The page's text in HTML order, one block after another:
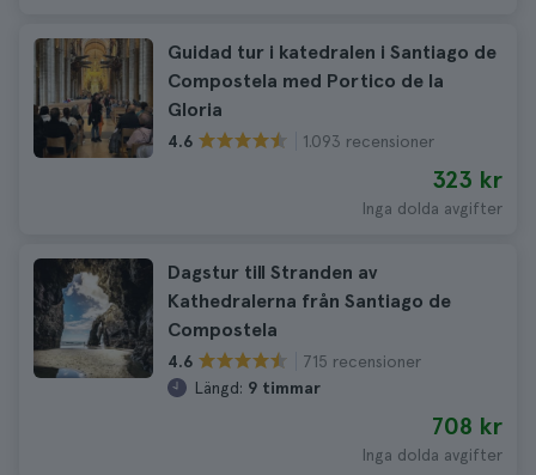
Guidad tur i katedralen i Santiago de
Compostela med Portico de la
Gloria
4.6 1.093 recensioner
323 kr
Inga dolda avgifter
Dagstur till Stranden av
Kathedralerna från Santiago de
Compostela
4.6
715 recensioner
Längd: 9 timmar
708 kr
Inga dolda avgifter